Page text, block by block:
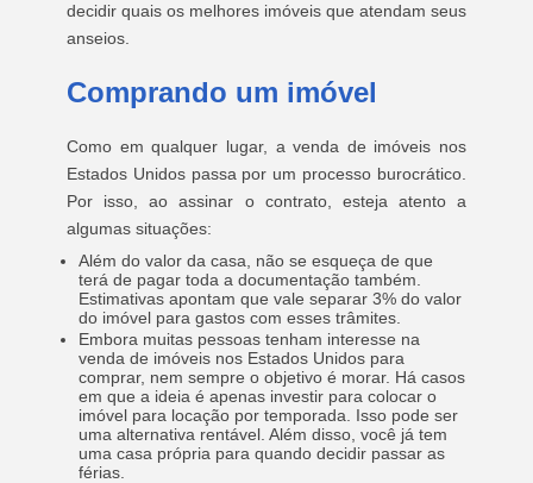
decidir quais os melhores imóveis que atendam seus
anseios.
Comprando um imóvel
Como em qualquer lugar, a venda de imóveis nos
Estados Unidos passa por um processo burocrático.
Por isso, ao assinar o contrato, esteja atento a
algumas situações:
Além do valor da casa, não se esqueça de que
terá de pagar toda a documentação também.
Estimativas apontam que vale separar 3% do valor
do imóvel para gastos com esses trâmites.
Embora muitas pessoas tenham interesse na
venda de imóveis nos Estados Unidos para
comprar, nem sempre o objetivo é morar. Há casos
em que a ideia é apenas investir para colocar o
imóvel para locação por temporada. Isso pode ser
uma alternativa rentável. Além disso, você já tem
uma casa própria para quando decidir passar as
férias.